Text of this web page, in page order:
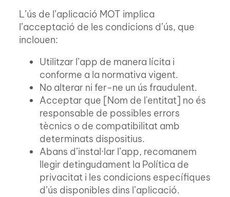
L’ús de l’aplicació MOT implica
l’acceptació de les condicions d’ús, que
inclouen:
Utilitzar l’app de manera lícita i
conforme a la normativa vigent.
No alterar ni fer-ne un ús fraudulent.
Acceptar que [Nom de l'entitat] no és
responsable de possibles errors
tècnics o de compatibilitat amb
determinats dispositius.
Abans d’instal·lar l’app, recomanem
llegir detingudament la Política de
privacitat i les condicions específiques
d’ús disponibles dins l’aplicació.